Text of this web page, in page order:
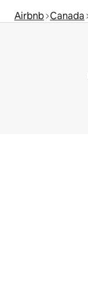
Airbnb Canada